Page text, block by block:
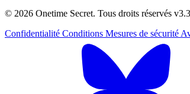
© 2026 Onetime Secret. Tous droits réservés
Confidentialité Conditions Mesures de sécurité